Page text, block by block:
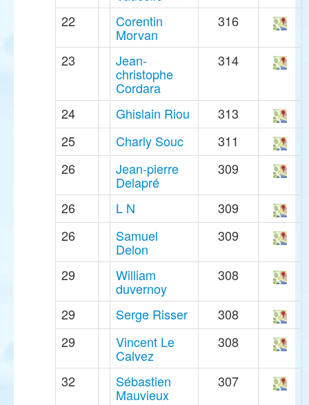
22
Corentin
Morvan
316
23 Jean-
christophe
Cordara
314
24 Ghislain Riou
313
25
Charly Souc
311
26
Jean-pierre
Delapré
309
26 L N
309
26
Samuel
Delon
309
29 William
duvernoy
308
29 Serge Risser
308
29
Vincent Le
Calvez
308
32 Sébastien
Mauvieux
307